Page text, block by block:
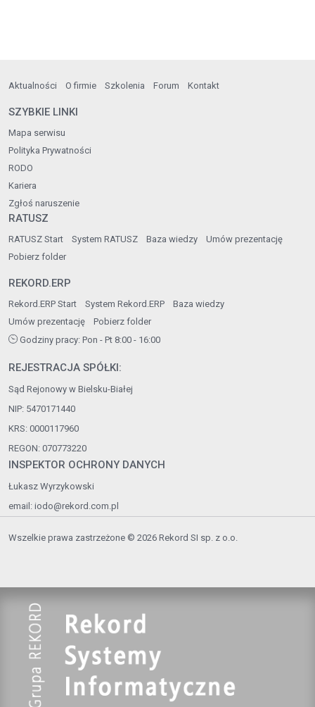
Aktualności O firmie Szkolenia Forum Kontakt
SZYBKIE LINKI
Mapa serwisu
Polityka Prywatności
RODO
Kariera
Zgłoś naruszenie
RATUSZ
RATUSZ Start System RATUSZ Baza wiedzy
Umów prezentację
Pobierz folder
REKORD.ERP
Rekord.ERP Start System Rekord.ERP
Baza wiedzy
Umów prezentację
Pobierz folder
Godziny pracy: Pon - Pt 8:00 - 16:00
REJESTRACJA SPÓŁKI:
Sąd Rejonowy w Bielsku-Białej
NIP: 5470171440
KRS: 0000117960
REGON: 070773220
INSPEKTOR OCHRONY DANYCH
Łukasz Wyrzykowski
email: iodo@rekord.com.pl
Wszelkie prawa zastrzeżone © 2026 Rekord SI sp. z o.o.